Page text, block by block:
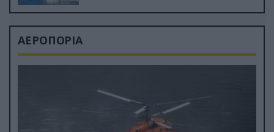
ΑΕΡΟΠΟΡΙΑ